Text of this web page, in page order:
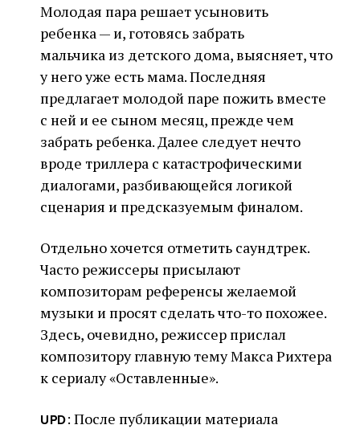
Молодая пара решает усыновить
ребенка — и, готовясь забрать
мальчика из детского дома, выясняет, что
у него уже есть мама. Последняя
предлагает молодой паре пожить вместе
с ней и ее сыном месяц, прежде чем
забрать ребенка. Далее следует нечто
вроде триллера с катастрофическими
диалогами, разбивающейся логикой
сценария и предсказуемым финалом.
Отдельно хочется отметить саундтрек.
Часто режиссеры присылают
композиторам референсы желаемой
музыки и просят сделать что-то похожее.
Здесь, очевидно, режиссер прислал
композитору главную тему Макса Рихтера
к сериалу «Оставленные».
UPD: После публикации материала